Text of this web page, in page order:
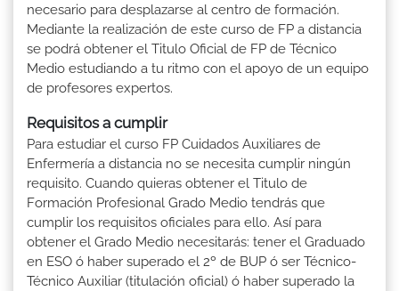
necesario para desplazarse al centro de formación.
Mediante la realización de este curso de FP a distancia
se podrá obtener el Titulo Oficial de FP de Técnico
Medio estudiando a tu ritmo con el apoyo de un equipo
de profesores expertos.
Requisitos a cumplir
Para estudiar el curso FP Cuidados Auxiliares de
Enfermería a distancia no se necesita cumplir ningún
requisito. Cuando quieras obtener el Titulo de
Formación Profesional Grado Medio tendrás que
cumplir los requisitos oficiales para ello. Así para
obtener el Grado Medio necesitarás: tener el Graduado
en ESO ó haber superado el 2º de BUP ó ser Técnico-
Técnico Auxiliar (titulación oficial) ó haber superado la